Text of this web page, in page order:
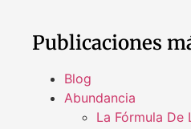
Publicaciones
Blog
Abundancia
La Fórmula De